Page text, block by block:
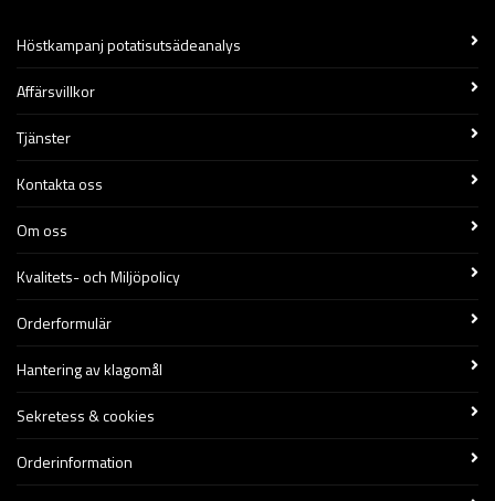
Höstkampanj potatisutsädeanalys
Affärsvillkor
Tjänster
Kontakta oss
Om oss
Kvalitets- och Miljöpolicy
Orderformulär
Hantering av klagomål
Sekretess & cookies
Orderinformation